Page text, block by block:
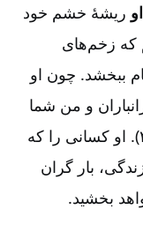
او ریشۀ خشم خود
که زخم‌های
ببخشد. چون او
و من شما
را آرامی خواهم بخشید» (متی ۱۱:‏۲۸). او کسانی را که
بار گران
بخشید.